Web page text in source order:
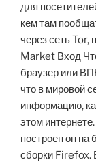
для
кем там
через сеть
Market Вход
браузер или
что в мировой
информацию,
этом
построен он на
сборки Firefox.